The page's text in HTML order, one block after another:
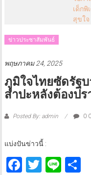
เด็กพิ
สุขใจ
ข่าวประชาสัมพันธ์
พฤษภาคม 24, 2025
ภูมิใจไทยซัดรัฐ
สำปะหลังต้องปร
Posted By: admin 0
แบ่งปันข่าวนี้ :
Facebook
Twitter
Line